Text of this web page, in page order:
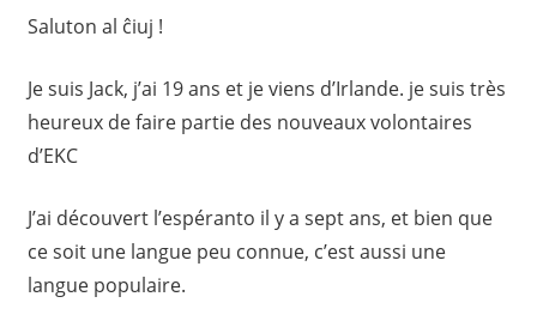
Saluton al ĉiuj !
Je suis Jack, j’ai 19 ans et je viens d’Irlande. je suis très
heureux de faire partie des nouveaux volontaires
d’EKC
J’ai découvert l’espéranto il y a sept ans, et bien que
ce soit une langue peu connue, c’est aussi une
langue populaire.